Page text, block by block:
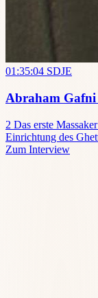
01:35:04 SDJE
Abraham Gafni
2 Das erste
Einrichtung des
Zum Interview